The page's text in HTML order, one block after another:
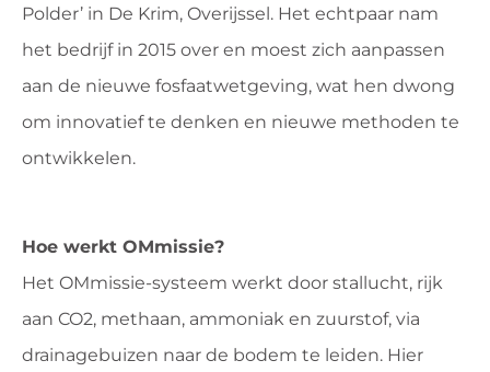
Polder’ in De Krim, Overijssel. Het echtpaar nam
het bedrijf in 2015 over en moest zich aanpassen
aan de nieuwe fosfaatwetgeving, wat hen dwong
om innovatief te denken en nieuwe methoden te
ontwikkelen.
Hoe werkt OMmissie?
Het OMmissie-systeem werkt door stallucht, rijk
aan CO2, methaan, ammoniak en zuurstof, via
drainagebuizen naar de bodem te leiden. Hier